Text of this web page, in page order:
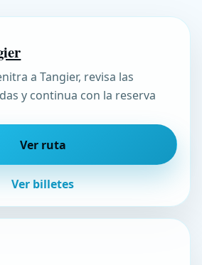
a Tangier, revisa las
y continua con la reserva
Ver ruta
Ver billetes